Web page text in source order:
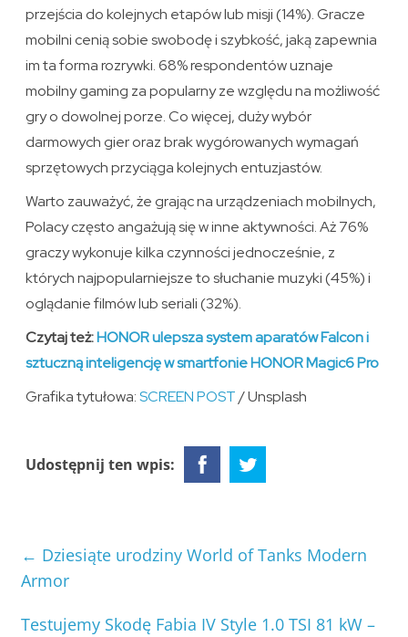
przejścia do kolejnych etapów lub misji (14%). Gracze
mobilni cenią sobie swobodę i szybkość, jaką zapewnia
im ta forma rozrywki. 68% respondentów uznaje
mobilny gaming za popularny ze względu na możliwość
gry o dowolnej porze. Co więcej, duży wybór
darmowych gier oraz brak wygórowanych wymagań
sprzętowych przyciąga kolejnych entuzjastów.
Warto zauważyć, że grając na urządzeniach mobilnych,
Polacy często angażują się w inne aktywności. Aż 76%
graczy wykonuje kilka czynności jednocześnie, z
których najpopularniejsze to słuchanie muzyki (45%) i
oglądanie filmów lub seriali (32%).
Czytaj też:HONOR ulepsza system aparatów Falcon i
sztuczną inteligencję w smartfonie HONOR Magic6 Pro
Grafika tytułowa:SCREEN POST/ Unsplash
Udostępnij ten wpis:
← Dziesiąte urodziny World of Tanks Modern
Armor
Testujemy Skodę Fabia IV Style 1.0 TSI 81 kW –